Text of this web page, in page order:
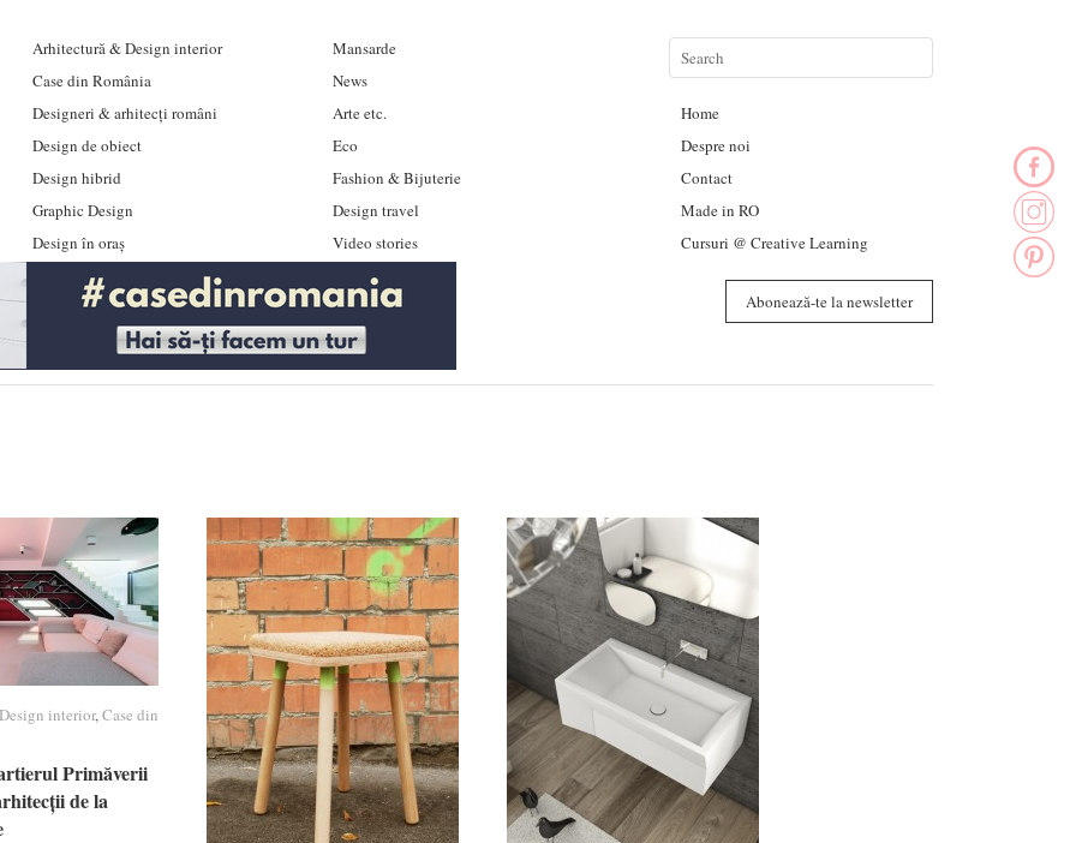
Arhitectură & Design interior
Case din România
Designeri & arhitecți români
Design de obiect
Design hibrid
Graphic Design
Design în oraș
Mansarde
News
Arte etc.
Eco
Fashion & Bijuterie
Design travel
Video stories
Home
Despre noi
Contact
Made in RO
Cursuri @ Creative Learning
Abonează-te la newsletter
interior,Case din
Primăverii
de la
interior Case din
Primăverii
de la